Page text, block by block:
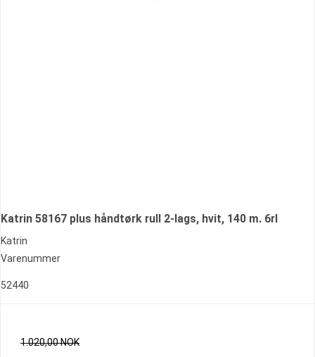
Katrin 58167 plus håndtørk rull 2-lags, hvit, 140 m. 6rl
Katrin
Varenummer
52440
1.020,00 NOK